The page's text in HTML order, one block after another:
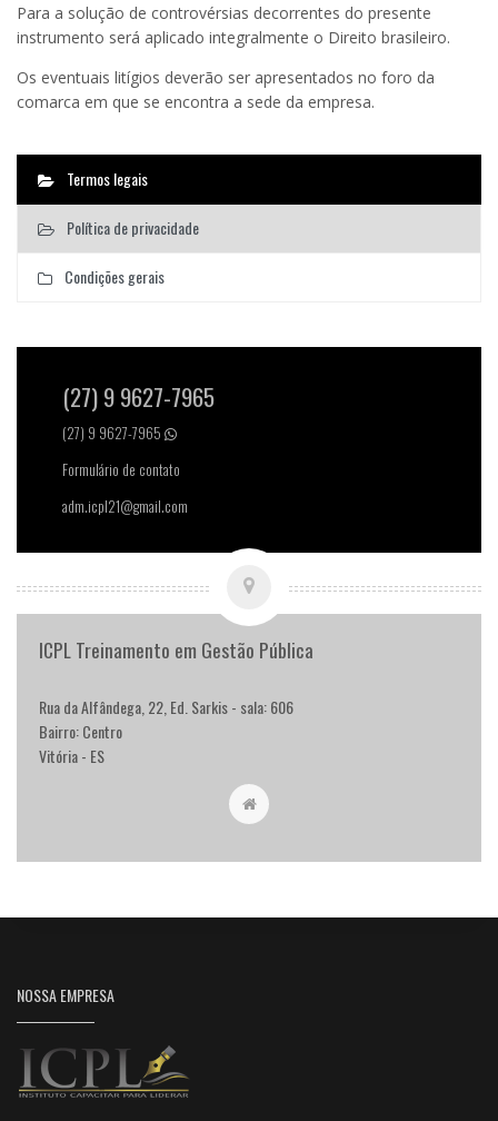
Para a solução de controvérsias decorrentes do presente
instrumento será aplicado integralmente o Direito brasileiro.
Os eventuais litígios deverão ser apresentados no foro da
comarca em que se encontra a sede da empresa.
Termos legais
Política de privacidade
Condições gerais
(27) 9 9627-7965
(27) 9 9627-7965
Formulário de contato
adm.icpl21@gmail.com
ICPL Treinamento em Gestão Pública
Rua da Alfândega, 22, Ed. Sarkis - sala: 606
Bairro: Centro
Vitória - ES
NOSSA EMPRESA